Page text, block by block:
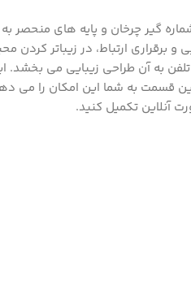
گیر چرخان و پایه های منحصر به
و برقراری ارتباط، در زیباتر کردن
به آن طراحی زیبایی می
قسمت به شما این امکان را می
آنلاین تکمیل کنید.